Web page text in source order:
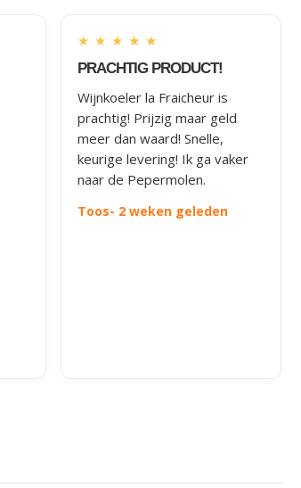
★ ★ ★ ★ ★
PRACHTIG PRODUCT!
Wijnkoeler la Fraicheur is
prachtig! Prijzig maar geld
meer dan waard! Snelle,
keurige levering! Ik ga vaker
naar de Pepermolen.
Toos- 2 weken geleden